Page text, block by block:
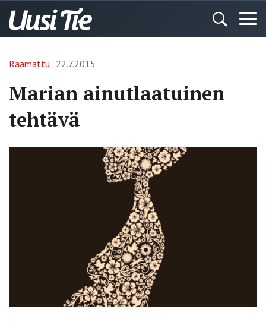
Raamattu 22.7.2015
Marian ainutlaatuinen
tehtävä